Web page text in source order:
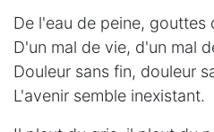
De l'eau de peine, gouttes
D'un mal de vie, d'un mal
Douleur sans fin, douleur
L'avenir semble inexistant.